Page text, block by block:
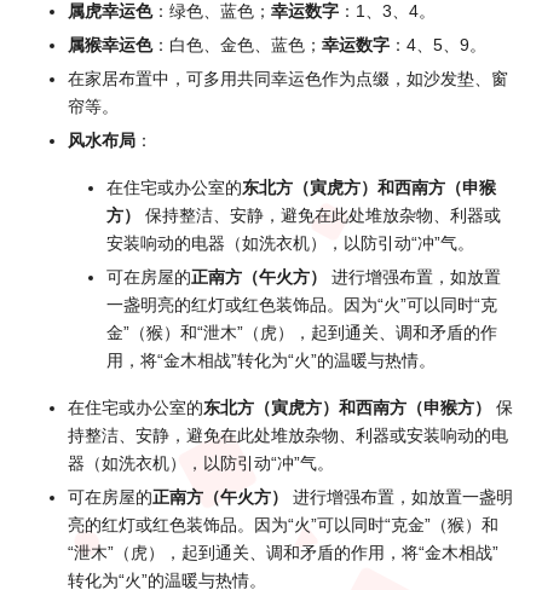
属虎幸运色：绿色、蓝色； 幸运数字 ：1、3、4。
属猴幸运色：白色、金色、蓝色； 幸运数字 ：4、5、9。
在家居布置中，可多用共同幸运色作为点缀，如沙发垫、窗
帘等。
风水布局 ：
在住宅或办公室的东北方（寅虎方）和西南方（申猴
方）
保持整洁、安静，避免在此处堆放杂物、利器或
安装响动的电器（如洗衣机），以防引动“冲”气。
可在房屋的正南方（午火方）
进行增强布置，如放置
一盏明亮的红灯或红色装饰品。因为“火”可以同时“克
金”（猴）和“泄木”（虎），起到通关、调和矛盾的作
用，将“金木相战”转化为“火”的温暖与热情。
在住宅或办公室的东北方（寅虎方）和西南方（申猴方）
保
持整洁、安静，避免在此处堆放杂物、利器或安装响动的电
器（如洗衣机），以防引动“冲”气。
可在房屋的正南方（午火方）
进行增强布置，如放置一盏明
亮的红灯或红色装饰品。因为“火”可以同时“克金”（猴）和
“泄木”（虎），起到通关、调和矛盾的作用，将“金木相战”
转化为“火”的温暖与热情。